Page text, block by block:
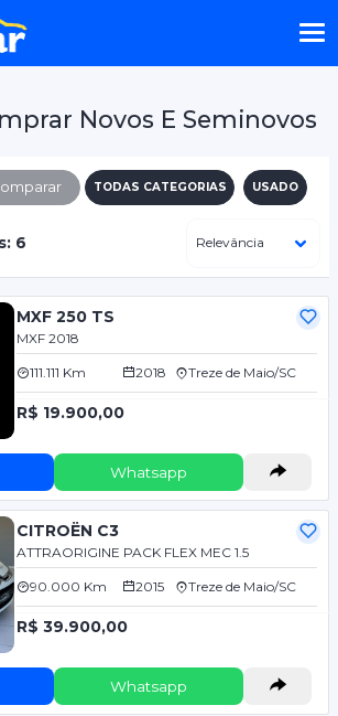
Novos E Seminovos
TODAS CATEGORIAS USADO
6
MXF 250 TS
MXF 2018
111.111 Km 2018 Treze de Maio/SC
R$ 19.900,00
Whatsapp
CITROËN C3
ATTRAORIGINE PACK FLEX MEC 1.5
90.000 Km 2015 Treze de Maio/SC
R$ 39.900,00
Whatsapp